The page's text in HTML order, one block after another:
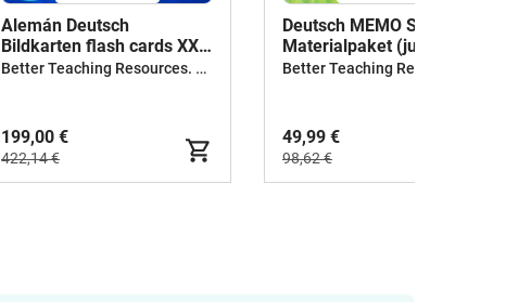
Alemán Deutsch
Bildkarten flash cards XXL
bundle
Better Teaching Resources. Longer coffee breaks.
199,00 €
422,14 €
Deutsch MEMO Spiele
Materialpaket (juegos
Alemán)
49,99 €
98,62 €